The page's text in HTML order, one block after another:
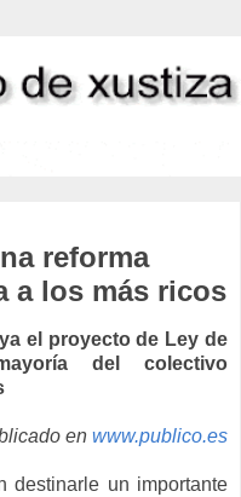
reforma
a los más ricos
el proyecto de Ley de
del colectivo
en www.publico.es
destinarle un importante